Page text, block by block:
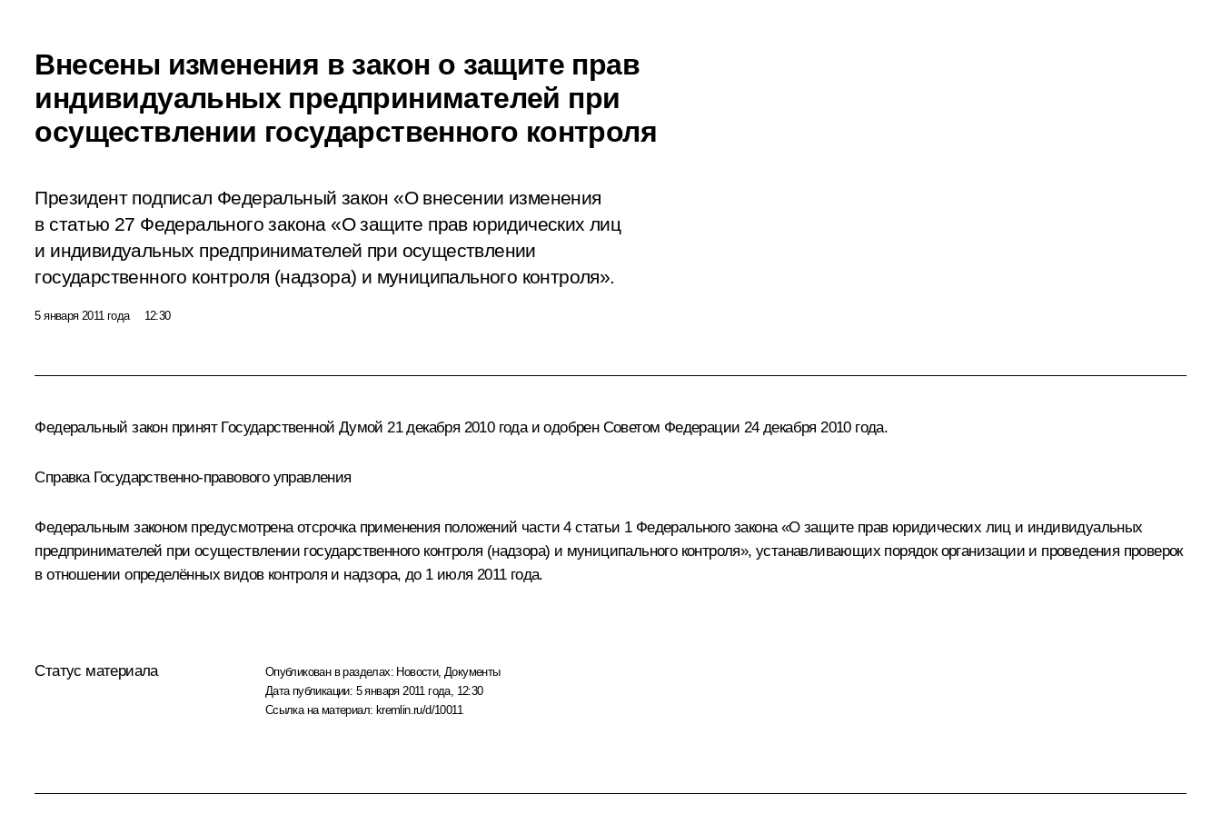
Внесены изменения в закон о защите прав
индивидуальных предпринимателей при
осуществлении государственного контроля
Президент подписал Федеральный закон «О внесении изменения
в статью 27 Федерального закона «О защите прав юридических лиц
и индивидуальных предпринимателей при осуществлении
государственного контроля (надзора) и муниципального контроля».
5 января 2011 года 12:30
Федеральный закон принят Государственной Думой 21 декабря 2010 года и одобрен Советом Федерации 24 декабря 2010 года.
Справка Государственно-правового управления
Федеральным законом предусмотрена отсрочка применения положений части 4 статьи 1 Федерального закона «О защите прав юридических лиц и индивидуальных
предпринимателей при осуществлении государственного контроля (надзора) и муниципального контроля», устанавливающих порядок организации и проведения проверок
в отношении определённых видов контроля и надзора, до 1 июля 2011 года.
Статус материала Опубликован в разделах: Новости, Документы
Дата публикации: 5 января 2011 года, 12:30
Ссылка на материал: kremlin.ru/d/10011